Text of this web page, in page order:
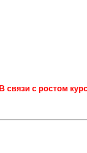
В связи с ростом